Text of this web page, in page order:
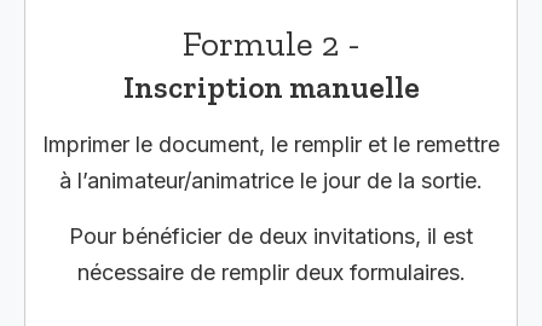
Formule 2 -
Inscription manuelle
Imprimer le document, le remplir et le remettre
à l’animateur/animatrice le jour de la sortie.
Pour bénéficier de deux invitations, il est
nécessaire de remplir deux formulaires.